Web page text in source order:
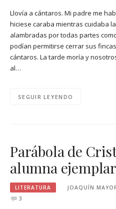
Llovía a cántaros. Mi padre me
hiciese caraba mientras cuidaba
alambradas por todas partes
podían permitirse cerrar sus
cántaros. La tarde moría y
al…
SEGUIR LEYENDO
Parábola de
alumna ejemplar
LITERATURA JOAQUÍN
3